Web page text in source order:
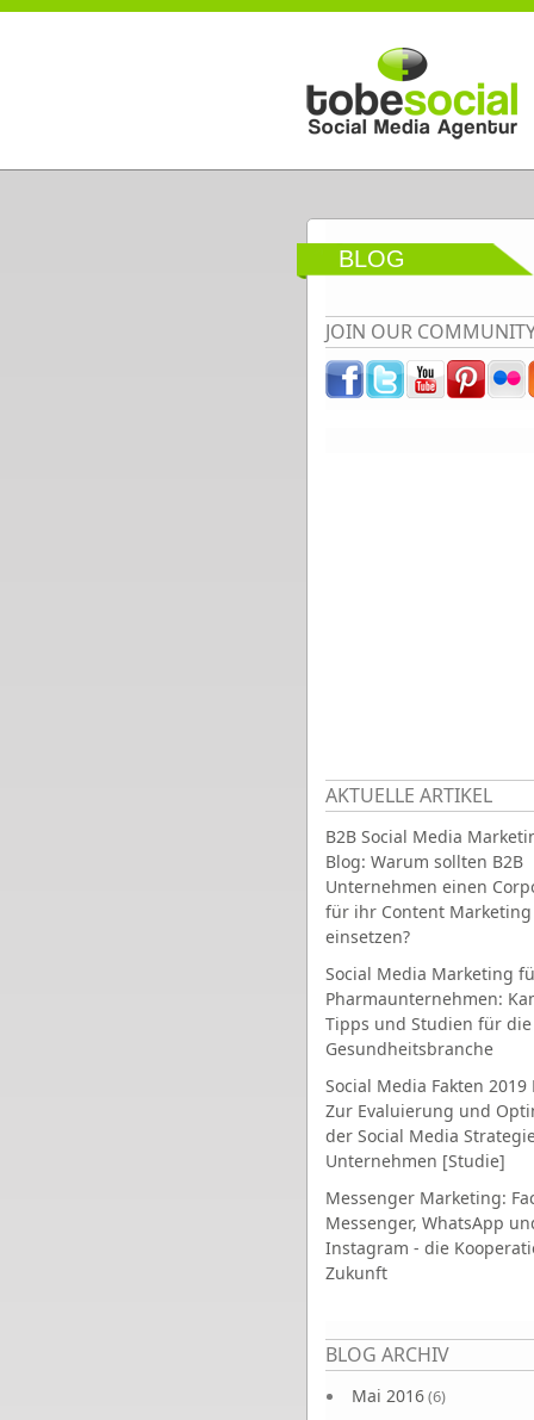
Direkt zum Inhalt
BLOG
JOIN OUR
AKTUELLE ARTIKEL
B2B Social Media
Blog: Warum sollten B2B
Unternehmen einen
für ihr Content Marketing
einsetzen?
Social Media Marketing
Pharmaunternehmen:
Tipps und Studien für die
Gesundheitsbranche
Social Media Fakten 2019
Zur Evaluierung und
der Social Media
Unternehmen [Studie]
Messenger Marketing:
Messenger, WhatsApp
Instagram - die
Zukunft
BLOG ARCHIV
Mai 2016(6)
Seiten